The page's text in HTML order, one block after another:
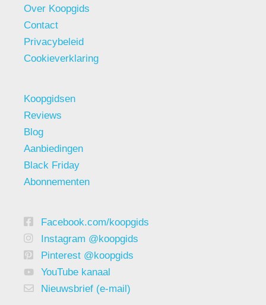
Over Koopgids
Contact
Privacybeleid
Cookieverklaring
Koopgidsen
Reviews
Blog
Aanbiedingen
Black Friday
Abonnementen
Facebook.com/koopgids
Instagram @koopgids
Pinterest @koopgids
YouTube kanaal
Nieuwsbrief (e-mail)